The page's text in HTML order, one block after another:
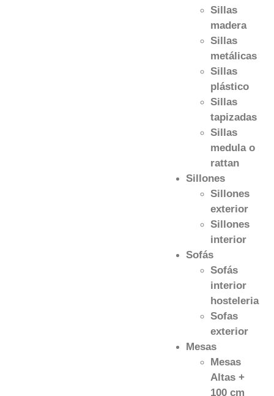
Sillas
madera
Sillas
metálicas
Sillas
plástico
Sillas
tapizadas
Sillas
medula o
rattan
Sillones
Sillones
exterior
Sillones
interior
Sofás
Sofás
interior
hosteleria
Sofas
exterior
Mesas
Mesas
Altas +
100 cm